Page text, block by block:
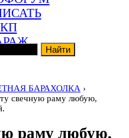
КП
БАРАХОЛКА ›
свечную раму любую,
раму любую,